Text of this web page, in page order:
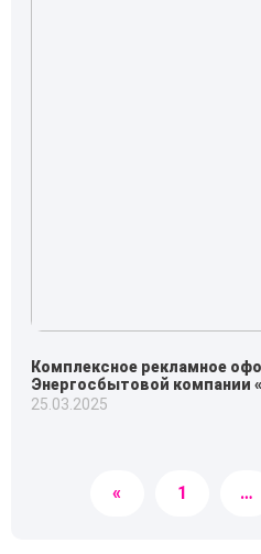
Комплексное рекламное
Энергосбытовой компании
25.03.2025
« 1 …